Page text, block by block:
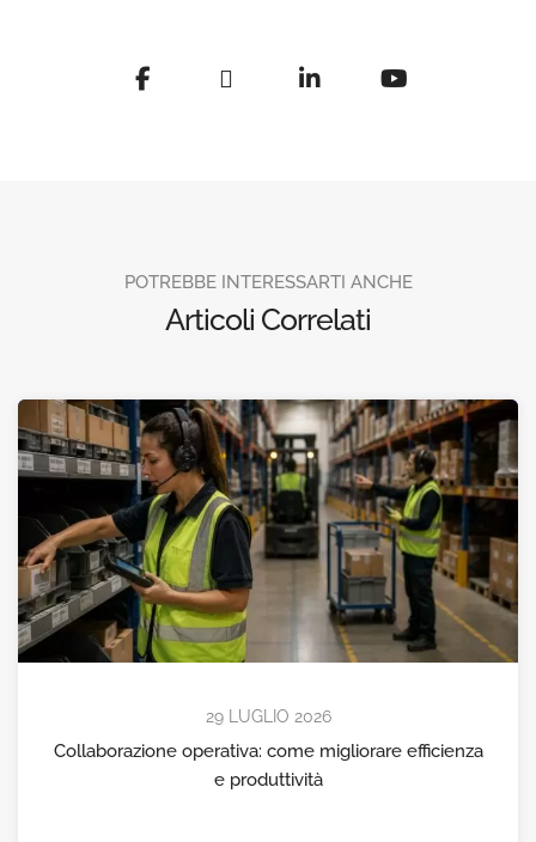
POTREBBE INTERESSARTI ANCHE
Articoli Correlati
29 LUGLIO 2026
Collaborazione operativa: come migliorare efficienza
e produttività